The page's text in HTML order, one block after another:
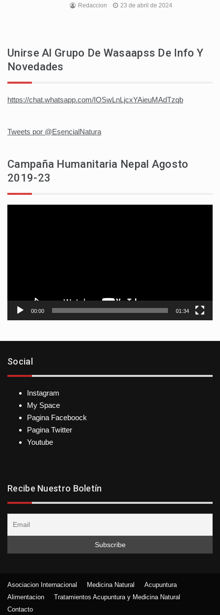
Redaccion 23 de abril de 2024
Unirse Al Grupo De Wasaapss De Info Y
Novedades
https://chat.whatsapp.com/IOSwLnLjcxYAieuMAdTzqb
Tweets por @EsencialNatura
Campaña Humanitaria Nepal Agosto
2019-23
00:00 01:34
Social
Instagram
My Space
Pagina Faceboock
Pagina Twitter
Youtube
Recibe Nuestro Boletín
Asociacion Internacional Medicina Natural
Acupuntura
Alimentacion
Tratamientos Acupuntura y Medicina Natural
Contacto